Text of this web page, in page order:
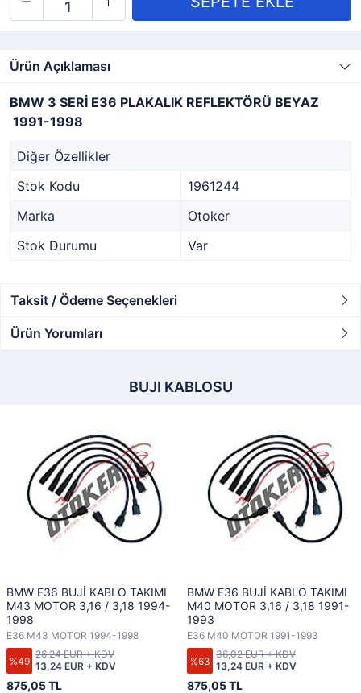
Ürün Açıklaması
BMW 3 SERİ E36 PLAKALIK REFLEKTÖRÜ BEYAZ
1991-1998
Diğer Özellikler
Stok Kodu
1961244
Marka
Otoker
Stok Durumu
Var
Taksit / Ödeme Seçenekleri
Ürün Yorumları
BUJI KABLOSU
BMW E36 BUJİ KABLO TAKIMI
M43 MOTOR 3,16 / 3,18 1994-
1998
E36 M43 MOTOR 1994-1998
%49
875,05 TL
13,24 EUR + KDV
26,24 EUR + KDV
BMW E36 BUJİ KABLO TAKIMI
M40 MOTOR 3,16 / 3,18 1991-
1993
E36 M40 MOTOR 1991-1993
%63
875,05 TL
13,24 EUR + KDV
36,02 EUR + KDV